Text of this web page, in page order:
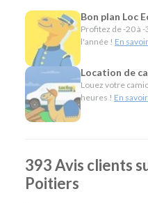
Minibus pour voyager
Utilitaires de
déménagement, des
matériel.
Véhicules
frigorifiques, les
véhicules électriques,
plus particuliers.
Depuis plus de 40 ans, Loc
véhicules simple,
Bon plan Loc
Profitez de -20 à
l'année ! En
Location de
Louez votre
heures ! En
393 Avis clients
Poitiers